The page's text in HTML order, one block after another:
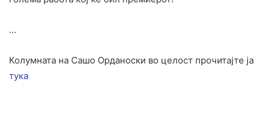
…
Колумната на Сашо Орданоски во целост прочитајте ја
тука